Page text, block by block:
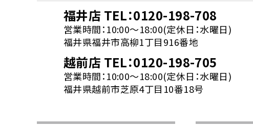
福井店 TEL：0120-198-708
営業時間：10:00～18:00(定休日：水曜日)
福井県福井市高柳1丁目916番地
越前店 TEL：0120-198-705
営業時間：10:00～18:00(定休日：水曜日)
福井県越前市芝原4丁目10番18号